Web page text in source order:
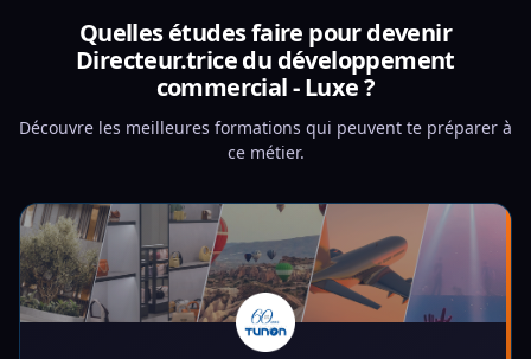
Quelles études faire pour devenir
Directeur.trice du développement
commercial - Luxe ?
Découvre les meilleures formations qui peuvent te préparer à
ce métier.